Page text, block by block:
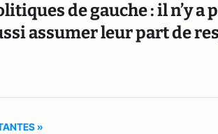
de gauche : il n’y a
assumer leur part de
»